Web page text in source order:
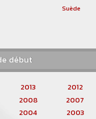
Suède
début
2013 2012
2008 2007
2004 2003